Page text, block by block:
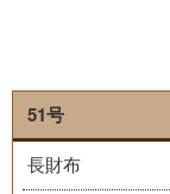
51号
長財布